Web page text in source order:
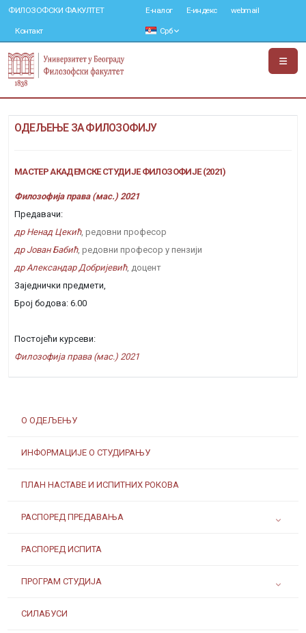
ФИЛОЗОФСКИ ФАКУЛТЕТ
Контакт
Е-налог Е-индекс webmail
Срб
О ОДЕЉЕЊУ
ИНФОРМАЦИЈЕ О СТУДИРАЊУ
ПЛАН НАСТАВЕ И ИСПИТНИХ РОКОВА
РАСПОРЕД ПРЕДАВАЊА
РАСПОРЕД ИСПИТА
ПРОГРАМ СТУДИЈА
СИЛАБУСИ
ОДЕЉЕЊЕ ЗА ФИЛОЗОФИЈУ
МАСТЕР АКАДЕМСКЕ СТУДИЈЕ ФИЛОЗОФИЈЕ (2021)
Филозофија права (мас.) 2021
Предавачи:
др Ненад Цекић, редовни професор
др Јован Бабић, редовни професор у пензији
др Александар Добријевић, доцент
Заједнички предмети,
Број бодова: 6.00
Постојећи курсеви:
Филозофија права (мас.) 2021